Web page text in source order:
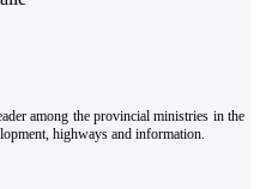
among the provincial ministries in the
highways and information.